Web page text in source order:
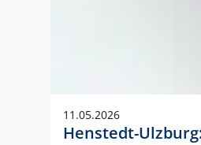
11.05.2026
Henstedt-